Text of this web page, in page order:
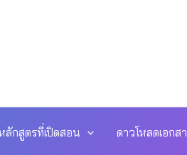
ลักสูตรที่เปิดสอน ดาวโหลดเอกส